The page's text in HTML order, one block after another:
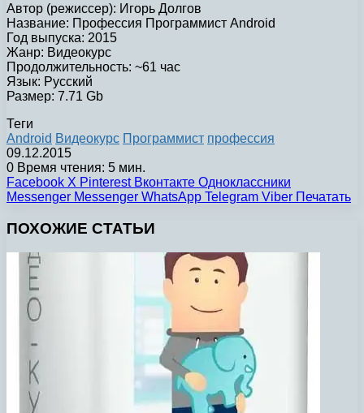
Автор (режиссер): Игорь Долгов
Название: Профессия Программист Android
Год выпуска: 2015
Жанр: Видеокурс
Продолжительность: ~61 час
Язык: Русский
Размер: 7.71 Gb
Теги
Android Видеокурс Программист профессия
09.12.2015
0 Время чтения: 5 мин.
Facebook X Pinterest Вконтакте Одноклассники
Messenger Messenger WhatsApp Telegram Viber Печатать
ПОХОЖИЕ СТАТЬИ